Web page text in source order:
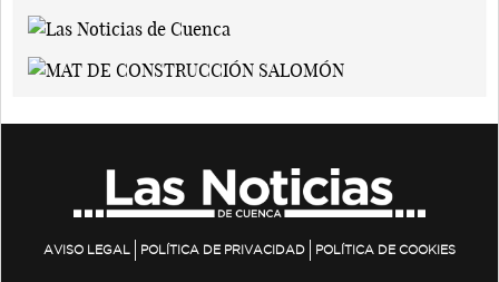
AVISO LEGAL POLÍTICA DE PRIVACIDAD POLÍTICA DE COOKIES